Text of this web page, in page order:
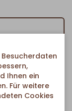
Ihnen ein
Für weitere
Cookies